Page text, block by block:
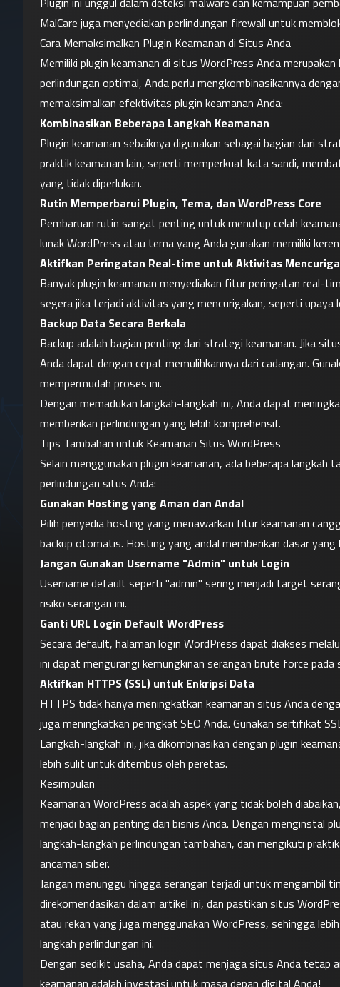
MalCare juga menyediakan perlindungan firewall untuk
Cara Memaksimalkan Plugin Keamanan di Situs Anda
Memiliki plugin keamanan di situs WordPress Anda
perlindungan optimal, Anda perlu mengkombinasikannya
memaksimalkan efektivitas plugin keamanan Anda:
Kombinasikan Beberapa Langkah Keamanan
Plugin keamanan sebaiknya digunakan sebagai bagian dari
praktik keamanan lain, seperti memperkuat kata sandi,
yang tidak diperlukan.
Rutin Memperbarui Plugin, Tema, dan WordPress Core
Pembaruan rutin sangat penting untuk menutup celah
lunak WordPress atau tema yang Anda gunakan memiliki
Aktifkan Peringatan Real-time untuk Aktivitas
Banyak plugin keamanan menyediakan fitur peringatan real-
segera jika terjadi aktivitas yang mencurigakan, seperti
Backup Data Secara Berkala
Backup adalah bagian penting dari strategi keamanan. Jika
Anda dapat dengan cepat memulihkannya dari cadangan.
mempermudah proses ini.
Dengan memadukan langkah-langkah ini, Anda dapat
memberikan perlindungan yang lebih komprehensif.
Tips Tambahan untuk Keamanan Situs WordPress
Selain menggunakan plugin keamanan, ada beberapa
perlindungan situs Anda:
Gunakan Hosting yang Aman dan Andal
Pilih penyedia hosting yang menawarkan fitur keamanan
backup otomatis. Hosting yang andal memberikan dasar
Jangan Gunakan Username "Admin" untuk Login
Username default seperti "admin" sering menjadi target
risiko serangan ini.
Ganti URL Login Default WordPress
Secara default, halaman login WordPress dapat diakses
ini dapat mengurangi kemungkinan serangan brute force pada
Aktifkan HTTPS (SSL) untuk Enkripsi Data
HTTPS tidak hanya meningkatkan keamanan situs Anda
juga meningkatkan peringkat SEO Anda. Gunakan sertifikat
Langkah-langkah ini, jika dikombinasikan dengan plugin
lebih sulit untuk ditembus oleh peretas.
Kesimpulan
Keamanan WordPress adalah aspek yang tidak boleh
menjadi bagian penting dari bisnis Anda. Dengan menginstal
langkah-langkah perlindungan tambahan, dan mengikuti
ancaman siber.
Jangan menunggu hingga serangan terjadi untuk mengambil
direkomendasikan dalam artikel ini, dan pastikan situs
atau rekan yang juga menggunakan WordPress, sehingga
langkah perlindungan ini.
Dengan sedikit usaha, Anda dapat menjaga situs Anda tetap
keamanan adalah investasi untuk masa depan digital Anda!